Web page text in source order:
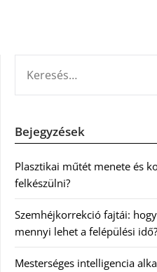
Bejegyzések
Plasztikai műtét menete és
felkészülni?
Szemhéjkorrekció fajtái:
mennyi lehet a felépülési idő?
Mesterséges intelligencia